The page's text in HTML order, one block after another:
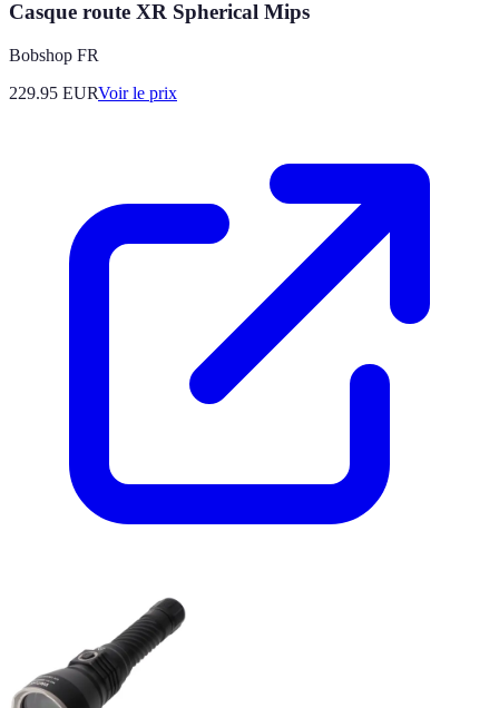
Casque route XR Spherical Mips
Bobshop FR
229.95 EURVoir le prix